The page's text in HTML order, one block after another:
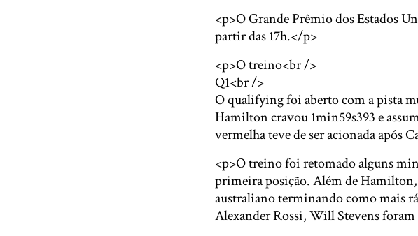
<p>O Grande Prêmio dos Estados
partir das 17h.</p>
<p>O treino<br />
Q1<br />
O qualifying foi aberto com a pista
Hamilton cravou 1min59s393 e
vermelha teve de ser acionada após
<p>O treino foi retomado alguns
primeira posição. Além de
australiano terminando como mais
Alexander Rossi, Will Stevens